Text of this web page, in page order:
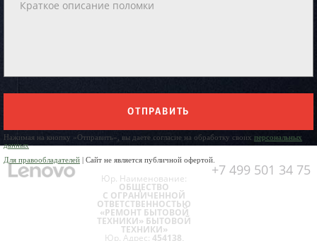
ОТПРАВИТЬ
Нажимая на кнопку «Отправить», вы даете согласие на обработку своих персональных
данных
Для правообладателей | Сайт не является публичной офертой.
+7 499 501 34 75
Юр. Наименование:
ОБЩЕСТВО
С ОГРАНИЧЕННОЙ
ОТВЕТСТВЕННОСТЬЮ
«РЕМОНТ БЫТОВОЙ
ТЕХНИКИ» БЫТОВОЙ
ТЕХНИКИ»
Юр. Адрес: 454138,